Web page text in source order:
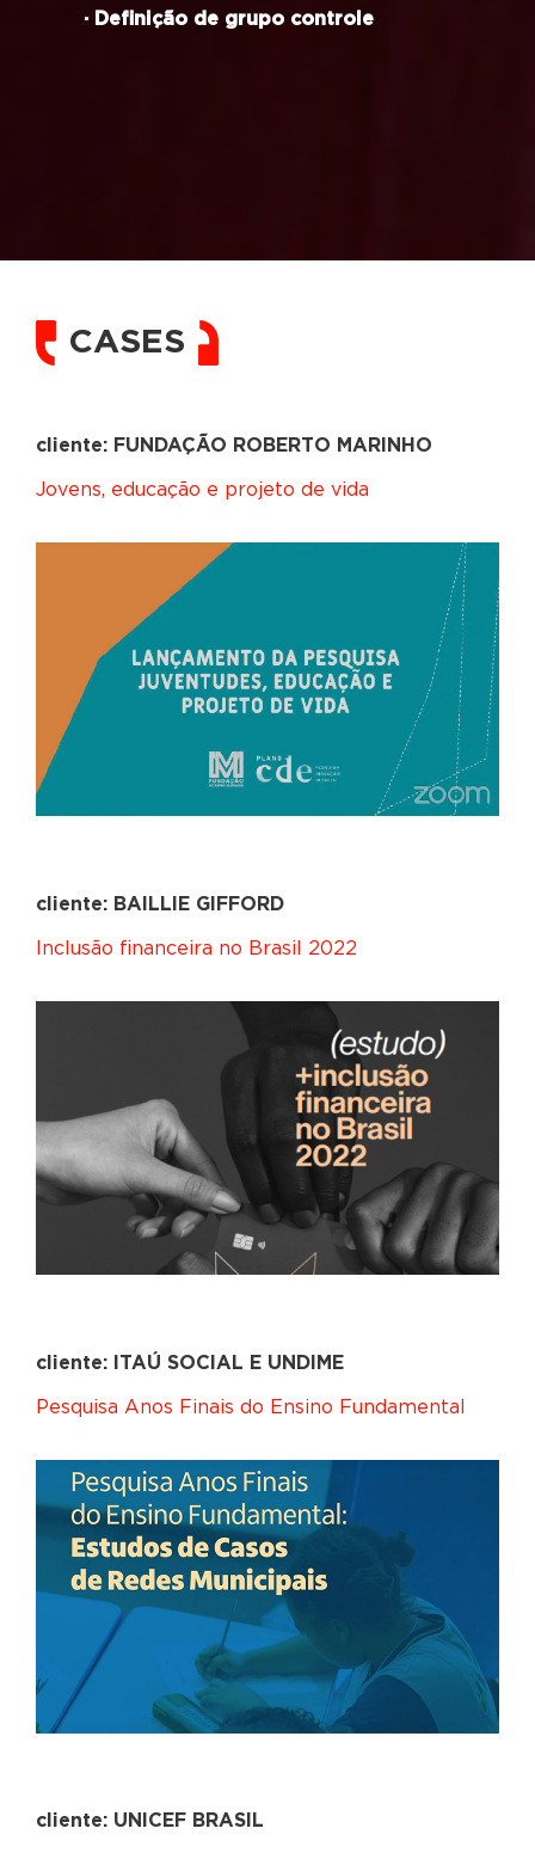
· Definição de grupo controle
CASES
cliente: FUNDAÇÃO ROBERTO MARINHO
Jovens, educação e projeto de vida
cliente: BAILLIE GIFFORD
Inclusão financeira no Brasil 2022
cliente: ITAÚ SOCIAL E UNDIME
Pesquisa Anos Finais do Ensino Fundamental
cliente: UNICEF BRASIL